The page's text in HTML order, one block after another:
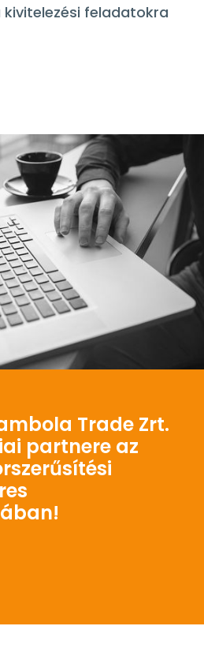
feladatokra
Trade Zrt.
partnere az